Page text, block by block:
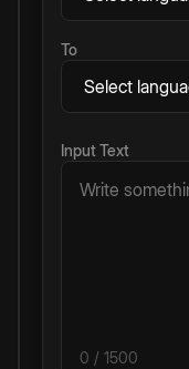
To
Input Text
0 / 1500